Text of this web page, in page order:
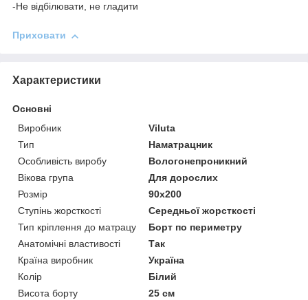
-Не відбілювати, не гладити
Приховати
Характеристики
Основні
Виробник
Viluta
Тип
Наматрацник
Особливість виробу
Вологонепроникний
Вікова група
Для дорослих
Розмір
90x200
Ступінь жорсткості
Середньої жорсткості
Тип кріплення до матрацу
Борт по периметру
Анатомічні властивості
Так
Країна виробник
Україна
Колір
Білий
Висота борту
25 см